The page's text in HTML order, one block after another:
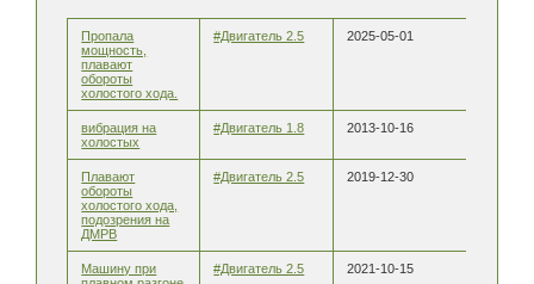
Пропала
мощность,
плавают
обороты
холостого хода.
#Двигатель 2.5 2025-05-01
вибрация на
холостых
#Двигатель 1.8 2013-10-16
Плавают
обороты
холостого хода,
подозрения на
ДМРВ
#Двигатель 2.5 2019-12-30
Машину при
#Двигатель 2.5 2021-10-15